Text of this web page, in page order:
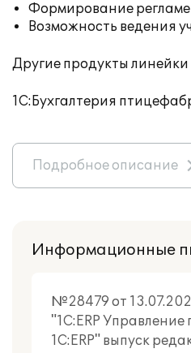
Формирование
Возможность ведения
Другие продукты
1С:Бухгалтерия
Подробное описание
Информационные
№28479 от
"1С:ERP
1С:ERP" выпуск